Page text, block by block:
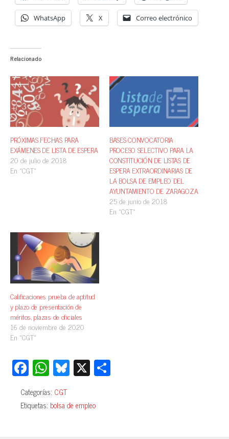
WhatsApp X Correo electrónico
Relacionado
PRÓXIMAS FECHAS PARA
EXÁMENES DE LISTA DE ESPERA
20 de julio de 2018
En «CGT»
BASES CONVOCATORIA
PROCESO SELECTIVO PARA LA
CONSTITUCIÓN DE LISTAS DE
ESPERA EXTRAORDINARIAS DE
LA BOLSA DE EMPLEO DEL
AYUNTAMIENTO DE ZARAGOZA
25 de junio de 2018
En «CGT»
Calificaciones prueba de aptitud
y plazo de presentación de
méritos, plazas de oficiales
16 de noviembre de 2020
En «CGT»
Fa
ce
bo
ok
W
ha
ts
A
pp
Bl
ue
sk
y
X
rti
Categorías: CGT
Etiquetas: bolsa de empleo